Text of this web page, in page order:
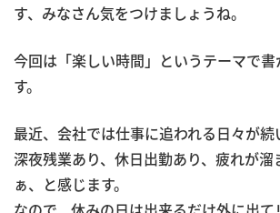
す、みなさん気をつけましょうね。
今回は「楽しい時間」というテーマで
す。
最近、会社では仕事に追われる日々が続
深夜残業あり、休日出勤あり、疲れが溜
ぁ、と感じます。